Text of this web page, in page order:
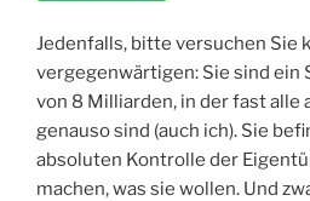
Jedenfalls, bitte versuchen Sie
vergegenwärtigen: Sie sind ein
von 8 Milliarden, in der fast alle
genauso sind (auch ich). Sie
absoluten Kontrolle der
machen, was sie wollen. Und